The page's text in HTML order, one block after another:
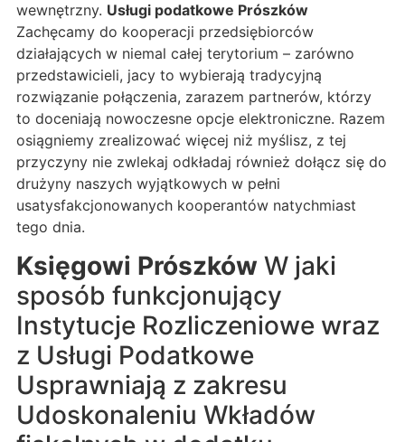
wewnętrzny. Usługi podatkowe Prószków
Zachęcamy do kooperacji przedsiębiorców
działających w niemal całej terytorium – zarówno
przedstawicieli, jacy to wybierają tradycyjną
rozwiązanie połączenia, zarazem partnerów, którzy
to doceniają nowoczesne opcje elektroniczne. Razem
osiągniemy zrealizować więcej niż myślisz, z tej
przyczyny nie zwlekaj odkładaj również dołącz się do
drużyny naszych wyjątkowych w pełni
usatysfakcjonowanych kooperantów natychmiast
tego dnia.
Księgowi Prószków W jaki
sposób funkcjonujący
Instytucje Rozliczeniowe wraz
z Usługi Podatkowe
Usprawniają z zakresu
Udoskonaleniu Wkładów